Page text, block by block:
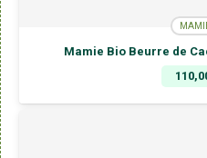
Mamie Bio Beurre de